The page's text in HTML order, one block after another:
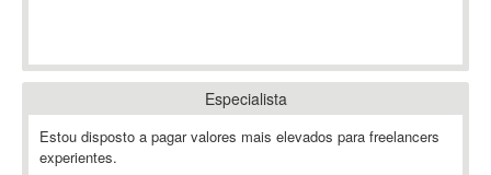
Abstract Window Toolkit (AWT)
AC Drives
AC3
Especialista
Estou disposto a pagar valores mais elevados para freelancers
experientes.